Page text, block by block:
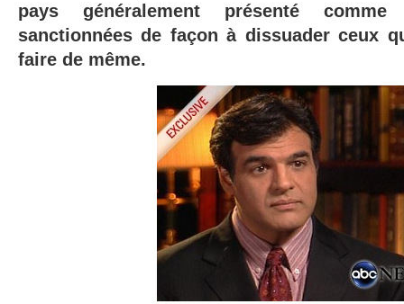
pays généralement présenté
sanctionnées de façon à dissuader ceux
faire de même.